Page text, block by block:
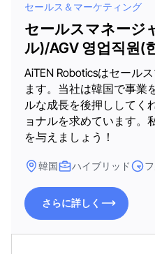
セールス＆マーケティング
セールスマネージ
ル)/AGV 영업직원(
AiTEN Roboticsはセール
ます。当社は韓国で事業
ルな成長を後押ししてく
ョナルを求めています。
を与えましょう！
韓国 ハイブリッド
さらに詳しく